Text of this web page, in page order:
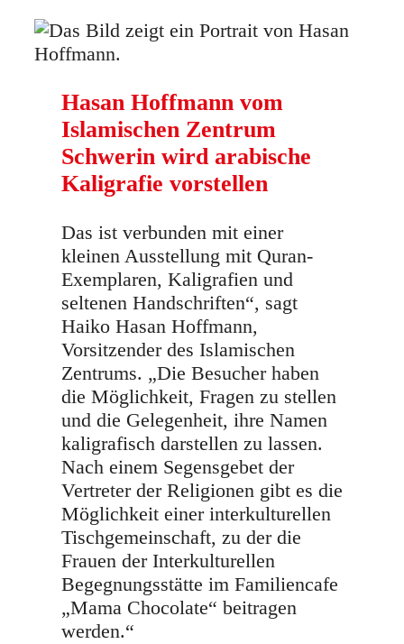
Hasan Hoffmann vom
Islamischen Zentrum
Schwerin wird arabische
Kaligrafie vorstellen
Das ist verbunden mit einer
kleinen Ausstellung mit Quran-
Exemplaren, Kaligrafien und
seltenen Handschriften“, sagt
Haiko Hasan Hoffmann,
Vorsitzender des Islamischen
Zentrums. „Die Besucher haben
die Möglichkeit, Fragen zu stellen
und die Gelegenheit, ihre Namen
kaligrafisch darstellen zu lassen.
Nach einem Segensgebet der
Vertreter der Religionen gibt es die
Möglichkeit einer interkulturellen
Tischgemeinschaft, zu der die
Frauen der Interkulturellen
Begegnungsstätte im Familiencafe
„Mama Chocolate“ beitragen
werden.“